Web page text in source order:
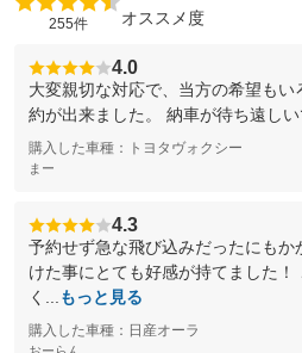
255件 オススメ度
4.0
大変親切な対応で、当方の希望も
約が出来ました。 納車が待ち遠しい
購入した車種：トヨタヴォクシー
まー
4.3
予約せず急な飛び込みだったにも
けた事にとても好感が持てました！
く...
もっと見る
購入した車種：日産オーラ